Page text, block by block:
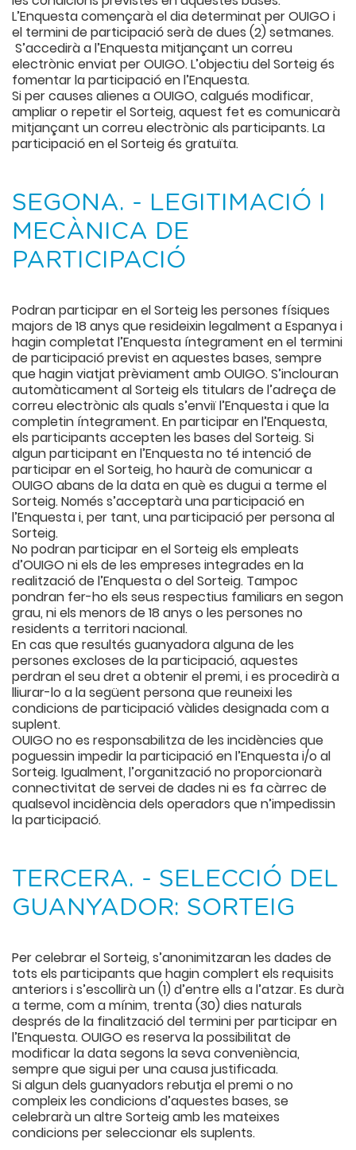
L’Enquesta començarà el dia determinat per OUIGO i
el termini de participació serà de dues (2) setmanes.
S’accedirà a l’Enquesta mitjançant un correu
electrònic enviat per OUIGO. L’objectiu del Sorteig és
fomentar la participació en l’Enquesta.
Si per causes alienes a OUIGO, calgués modificar,
ampliar o repetir el Sorteig, aquest fet es comunicarà
mitjançant un correu electrònic als participants. La
participació en el Sorteig és gratuïta.
SEGONA. - LEGITIMACIÓ I
MECÀNICA DE
PARTICIPACIÓ
Podran participar en el Sorteig les persones físiques
majors de 18 anys que resideixin legalment a Espanya i
hagin completat l’Enquesta íntegrament en el termini
de participació previst en aquestes bases, sempre
que hagin viatjat prèviament amb OUIGO. S’inclouran
automàticament al Sorteig els titulars de l’adreça de
correu electrònic als quals s’enviï l’Enquesta i que la
completin íntegrament. En participar en l’Enquesta,
els participants accepten les bases del Sorteig. Si
algun participant en l’Enquesta no té intenció de
participar en el Sorteig, ho haurà de comunicar a
OUIGO abans de la data en què es dugui a terme el
Sorteig. Només s’acceptarà una participació en
l’Enquesta i, per tant, una participació per persona al
Sorteig.
No podran participar en el Sorteig els empleats
d’OUIGO ni els de les empreses integrades en la
realització de l’Enquesta o del Sorteig. Tampoc
pondran fer-ho els seus respectius familiars en segon
grau, ni els menors de 18 anys o les persones no
residents a territori nacional.
En cas que resultés guanyadora alguna de les
persones excloses de la participació, aquestes
perdran el seu dret a obtenir el premi, i es procedirà a
lliurar-lo a la següent persona que reuneixi les
condicions de participació vàlides designada com a
suplent.
OUIGO no es responsabilitza de les incidències que
poguessin impedir la participació en l’Enquesta i/o al
Sorteig. Igualment, l’organització no proporcionarà
connectivitat de servei de dades ni es fa càrrec de
qualsevol incidència dels operadors que n’impedissin
la participació.
TERCERA. - SELECCIÓ DEL
GUANYADOR: SORTEIG
Per celebrar el Sorteig, s’anonimitzaran les dades de
tots els participants que hagin complert els requisits
anteriors i s’escollirà un (1) d’entre ells a l’atzar. Es durà
a terme, com a mínim, trenta (30) dies naturals
després de la finalització del termini per participar en
l’Enquesta. OUIGO es reserva la possibilitat de
modificar la data segons la seva conveniència,
sempre que sigui per una causa justificada.
Si algun dels guanyadors rebutja el premi o no
compleix les condicions d’aquestes bases, se
celebrarà un altre Sorteig amb les mateixes
condicions per seleccionar els suplents.